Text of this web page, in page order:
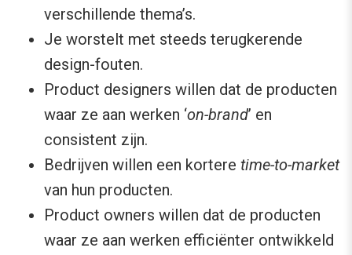
verschillende thema’s.
Je worstelt met steeds terugkerende
design-fouten.
Product designers willen dat de producten
waar ze aan werken ‘on-brand’ en
consistent zijn.
Bedrijven willen een kortere time-to-market
van hun producten.
Product owners willen dat de producten
waar ze aan werken efficiënter ontwikkeld